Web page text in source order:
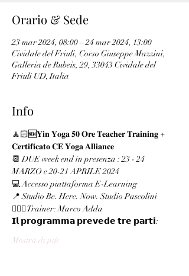
Orario & Sede
23 mar 2024, 08:00 – 24 mar 2024, 13:00
Cividale del Friuli, Corso Giuseppe Mazzini,
Galleria de Rubeis, 29, 33043 Cividale del
Friuli UD, Italia
Info
🧘🏻‍🆕𝐘𝐢𝐧 𝐘𝐨𝐠𝐚 𝟓𝟎 𝐎𝐫𝐞 𝐓𝐞𝐚𝐜𝐡𝐞𝐫 𝐓𝐫𝐚𝐢𝐧𝐢𝐧𝐠 +
𝐂𝐞𝐫𝐭𝐢𝐟𝐢𝐜𝐚𝐭𝐨 𝐂𝐄 𝐘𝐨𝐠𝐚 𝐀𝐥𝐥𝐢𝐚𝐧𝐜𝐞
📆 DUE week end in presenza : 23 - 24
MARZO e 20-21 APRILE 2024
💻 Accesso piattaforma E-Learning
📍 Studio Be. Here. Now. Studio Pascolini
🧘🏻‍♂️ Trainer: Marco Adda
𝗜𝗹 𝗽𝗿𝗼𝗴𝗿𝗮𝗺𝗺𝗮 𝗽𝗿𝗲𝘃𝗲𝗱𝗲 𝘁𝗿𝗲 𝗽𝗮𝗿𝘁𝗶:
Mostra di più